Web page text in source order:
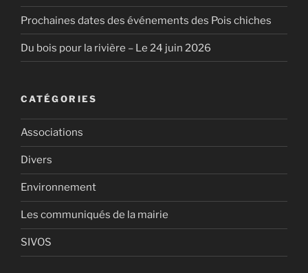
Prochaines dates des événements des Pois chiches
Du bois pour la rivière – Le 24 juin 2026
CATÉGORIES
Associations
Divers
Environnement
Les communiqués de la mairie
SIVOS